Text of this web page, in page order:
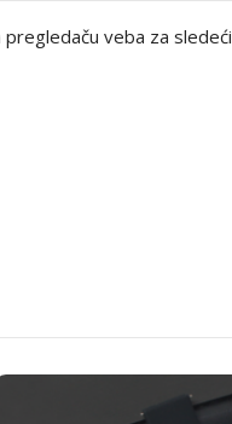
veba za